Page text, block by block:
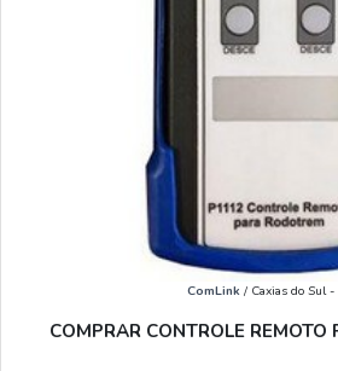
ComLink/ Caxias do Sul -
COMPRAR CONTROLE REMOTO